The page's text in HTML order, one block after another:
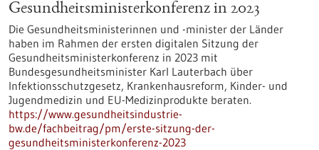
Gesundheitsministerkonferenz in 2023
Die Gesundheitsministerinnen und -minister der Länder
haben im Rahmen der ersten digitalen Sitzung der
Gesundheitsministerkonferenz in 2023 mit
Bundesgesundheitsminister Karl Lauterbach über
Infektionsschutzgesetz, Krankenhausreform, Kinder- und
Jugendmedizin und EU-Medizinprodukte beraten.
https://www.gesundheitsindustrie-
bw.de/fachbeitrag/pm/erste-sitzung-der-
gesundheitsministerkonferenz-2023